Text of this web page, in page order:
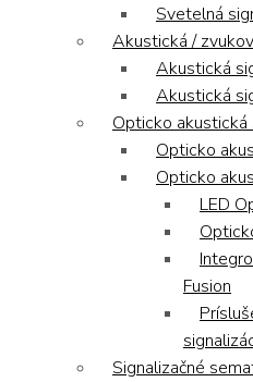
Svetelná
Akustická /
Akustická
Akustická
Opticko akustická
Opticko
Opticko
LED
Fusion
Signalizačné